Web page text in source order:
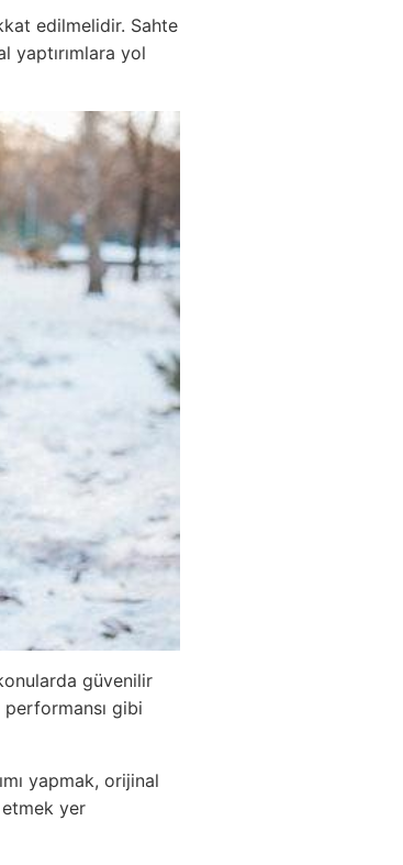
edilmelidir. Sahte
yaptırımlara yol
güvenilir
gibi
yapmak, orijinal
etmek yer